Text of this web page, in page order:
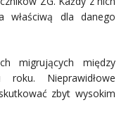
właściwą dla danego
migrujących między
Nieprawidłowe
zbyt wysokim